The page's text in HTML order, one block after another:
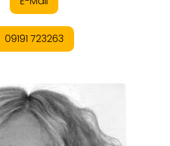
REISEFÜHRER
REISEMAGAZINE
THEMEN
ANGEBOTE